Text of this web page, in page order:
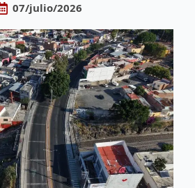
07/julio/2026